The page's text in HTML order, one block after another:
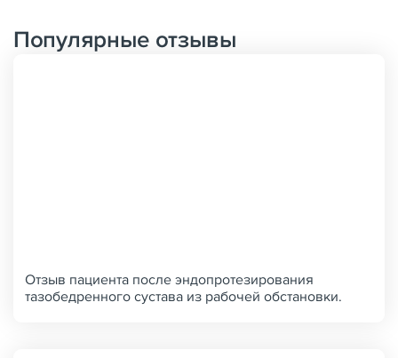
Популярные отзывы
Отзыв пациента после эндопротезирования
тазобедренного сустава из рабочей обстановки.